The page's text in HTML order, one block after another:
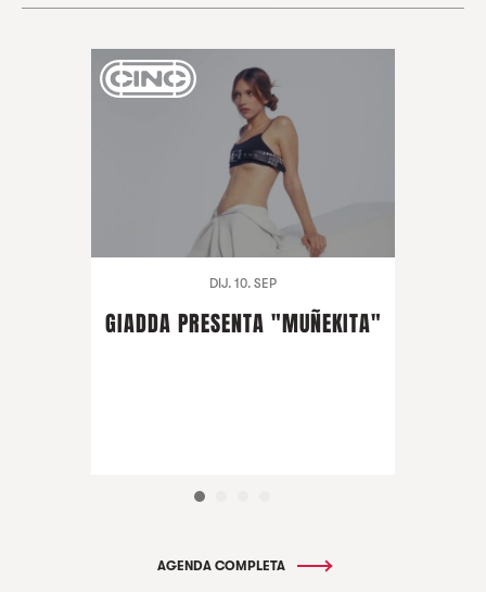
DIJ. 10. SEP
GIADDA PRESENTA "MUÑEKITA"
AGENDA COMPLETA